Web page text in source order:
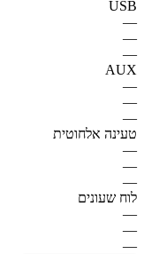
USB
—
—
—
AUX
—
—
—
טעינה אלחוטית
—
—
—
לוח שעונים
—
—
—